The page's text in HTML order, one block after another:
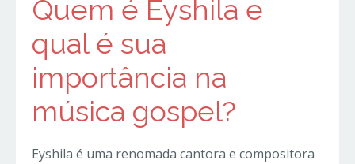
Quem é Eyshila e
qual é sua
importância na
música gospel?
Eyshila é uma renomada cantora e compositora